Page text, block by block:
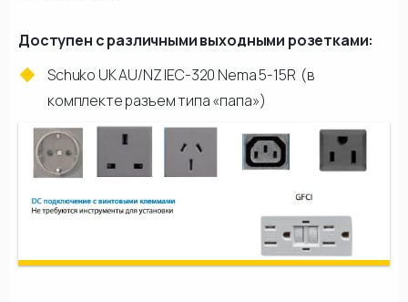
Доступен с различными выходными розетками:
Schuko UK AU/NZ IEC-320 Nema 5-15R (в
комплекте разъем типа «папа»)